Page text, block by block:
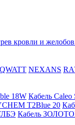
кровли и желобов
NEXANS
18W Кабель Caleo
T2Blue 20
Кабель